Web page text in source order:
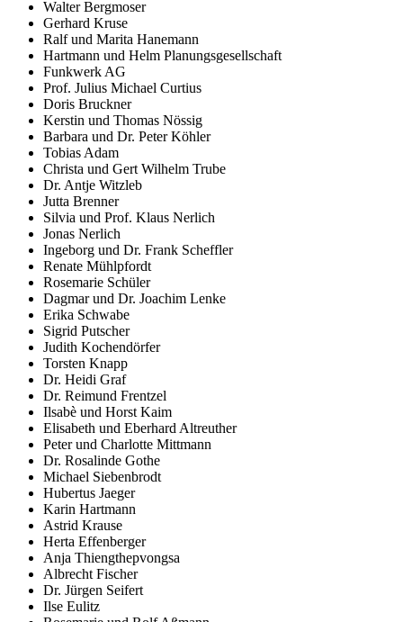
Walter Bergmoser
Gerhard Kruse
Ralf und Marita Hanemann
Hartmann und Helm Planungsgesellschaft
Funkwerk AG
Prof. Julius Michael Curtius
Doris Bruckner
Kerstin und Thomas Nössig
Barbara und Dr. Peter Köhler
Tobias Adam
Christa und Gert Wilhelm Trube
Dr. Antje Witzleb
Jutta Brenner
Silvia und Prof. Klaus Nerlich
Jonas Nerlich
Ingeborg und Dr. Frank Scheffler
Renate Mühlpfordt
Rosemarie Schüler
Dagmar und Dr. Joachim Lenke
Erika Schwabe
Sigrid Putscher
Judith Kochendörfer
Torsten Knapp
Dr. Heidi Graf
Dr. Reimund Frentzel
Ilsabè und Horst Kaim
Elisabeth und Eberhard Altreuther
Peter und Charlotte Mittmann
Dr. Rosalinde Gothe
Michael Siebenbrodt
Hubertus Jaeger
Karin Hartmann
Astrid Krause
Herta Effenberger
Anja Thiengthepvongsa
Albrecht Fischer
Dr. Jürgen Seifert
Ilse Eulitz